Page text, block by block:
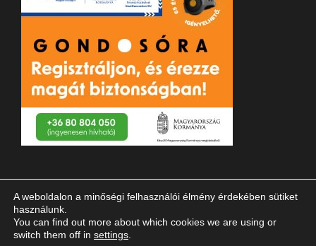
A weboldalon a minőségi felhasználói élmény érdekében sütiket
használunk.
You can find out more about which cookies we are using or
switch them off in settings